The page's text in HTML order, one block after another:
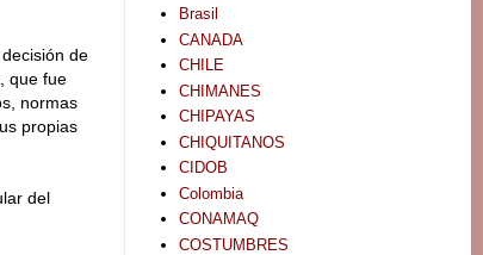
de
que fue
normas
propias
del
Brasil
CANADA
CHILE
CHIMANES
CHIPAYAS
CHIQUITANOS
CIDOB
Colombia
CONAMAQ
COSTUMBRES